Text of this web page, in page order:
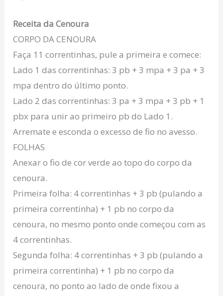
Receita da Cenoura
CORPO DA CENOURA
Faça 11 correntinhas, pule a primeira e comece:
Lado 1 das correntinhas: 3 pb + 3 mpa + 3 pa + 3
mpa dentro do último ponto.
Lado 2 das correntinhas: 3 pa + 3 mpa + 3 pb + 1
pbx para unir ao primeiro pb do Lado 1.
Arremate e esconda o excesso de fio no avesso.
FOLHAS
Anexar o fio de cor verde ao topo do corpo da
cenoura.
Primeira folha: 4 correntinhas + 3 pb (pulando a
primeira correntinha) + 1 pb no corpo da
cenoura, no mesmo ponto onde começou com as
4 correntinhas.
Segunda folha: 4 correntinhas + 3 pb (pulando a
primeira correntinha) + 1 pb no corpo da
cenoura, no ponto ao lado de onde fixou a